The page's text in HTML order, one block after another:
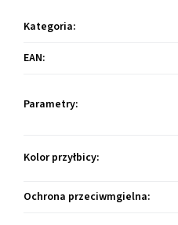
Kategoria:
EAN:
Parametry:
Kolor przyłbicy:
Ochrona przeciwmgielna: